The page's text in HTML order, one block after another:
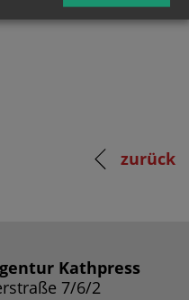
zurück
Kathpress
7/6/2